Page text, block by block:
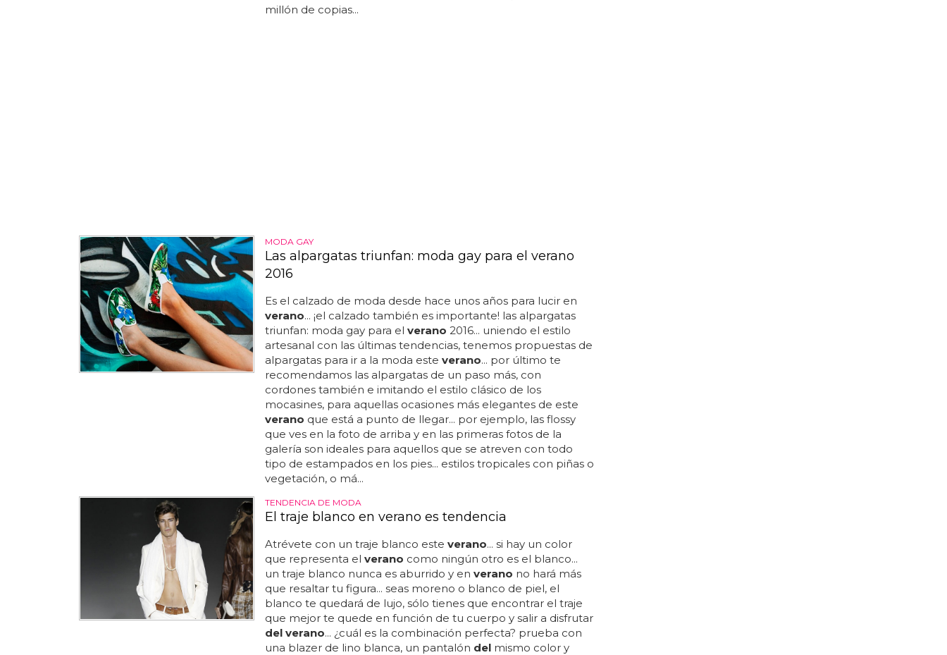
millón de copias...
MODA GAY
Las alpargatas triunfan: moda gay para el verano
2016
Es el calzado de moda desde hace unos años para lucir en
verano... ¡el calzado también es importante! las alpargatas
triunfan: moda gay para el verano 2016... uniendo el estilo
artesanal con las últimas tendencias, tenemos propuestas de
alpargatas para ir a la moda este verano... por último te
recomendamos las alpargatas de un paso más, con
cordones también e imitando el estilo clásico de los
mocasines, para aquellas ocasiones más elegantes de este
verano que está a punto de llegar... por ejemplo, las flossy
que ves en la foto de arriba y en las primeras fotos de la
galería son ideales para aquellos que se atreven con todo
tipo de estampados en los pies... estilos tropicales con piñas o
vegetación, o má...
TENDENCIA DE MODA
El traje blanco en verano es tendencia
Atrévete con un traje blanco este verano... si hay un color
que representa el verano como ningún otro es el blanco...
un traje blanco nunca es aburrido y en verano no hará más
que resaltar tu figura... seas moreno o blanco de piel, el
blanco te quedará de lujo, sólo tienes que encontrar el traje
que mejor te quede en función de tu cuerpo y salir a disfrutar
del verano... ¿cuál es la combinación perfecta? prueba con
una blazer de lino blanca, un pantalón delmismo color y